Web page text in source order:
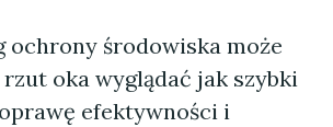
ochrony środowiska może
oka wyglądać jak szybki
efektywności i